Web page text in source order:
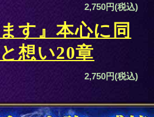
2,750円(税込)
す』本心に同
想い20章
2,750円(税込)